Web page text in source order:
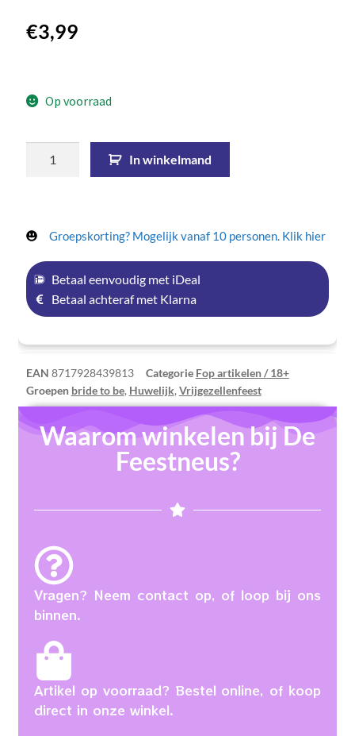
€3,99
Op voorraad
In winkelmand
Groepskorting? Mogelijk vanaf 10 personen. Klik hier
Betaal eenvoudig met iDeal
Betaal achteraf met Klarna
EAN 8717928439813 Categorie Fop artikelen / 18+
Groepen bride to be, Huwelijk, Vrijgezellenfeest
Waarom winkelen bij De
Feestneus?
Vragen? Neem contact op, of loop bij ons
binnen.
Artikel op voorraad? Bestel online, of koop
direct in onze winkel.